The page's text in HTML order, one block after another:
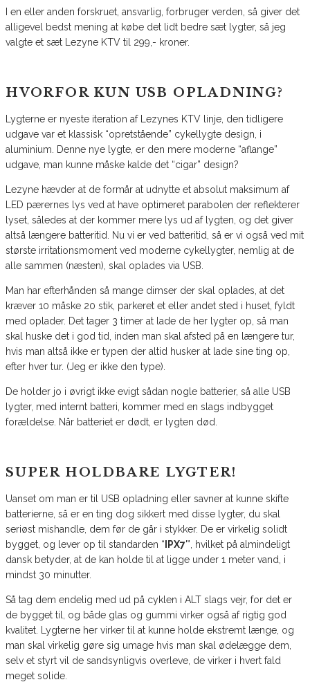
I en eller anden forskruet, ansvarlig, forbruger verden, så giver det
alligevel bedst mening at købe det lidt bedre sæt lygter, så jeg
valgte et sæt Lezyne KTV til 299,- kroner.
HVORFOR KUN USB OPLADNING?
Lygterne er nyeste iteration af Lezynes KTV linje, den tidligere
udgave var et klassisk “opretstående” cykellygte design, i
aluminium. Denne nye lygte, er den mere moderne “aflange”
udgave, man kunne måske kalde det “cigar” design?
Lezyne hævder at de formår at udnytte et absolut maksimum af
LED pærernes lys ved at have optimeret parabolen der reflekterer
lyset, således at der kommer mere lys ud af lygten, og det giver
altså længere batteritid. Nu vi er ved batteritid, så er vi også ved mit
største irritationsmoment ved moderne cykellygter, nemlig at de
alle sammen (næsten), skal oplades via USB.
Man har efterhånden så mange dimser der skal oplades, at det
kræver 10 måske 20 stik, parkeret et eller andet sted i huset, fyldt
med oplader. Det tager 3 timer at lade de her lygter op, så man
skal huske det i god tid, inden man skal afsted på en længere tur,
hvis man altså ikke er typen der altid husker at lade sine ting op,
efter hver tur. (Jeg er ikke den type).
De holder jo i øvrigt ikke evigt sådan nogle batterier, så alle USB
lygter, med internt batteri, kommer med en slags indbygget
forældelse. Når batteriet er dødt, er lygten død.
SUPER HOLDBARE LYGTER!
Uanset om man er til USB opladning eller savner at kunne skifte
batterierne, så er en ting dog sikkert med disse lygter, du skal
seriøst mishandle, dem før de går i stykker. De er virkelig solidt
bygget, og lever op til standarden “IPX7″ , hvilket på almindeligt
dansk betyder, at de kan holde til at ligge under 1 meter vand, i
mindst 30 minutter.
Så tag dem endelig med ud på cyklen i ALT slags vejr, for det er
de bygget til, og både glas og gummi virker også af rigtig god
kvalitet. Lygterne her virker til at kunne holde ekstremt længe, og
man skal virkelig gøre sig umage hvis man skal ødelægge dem,
selv et styrt vil de sandsynligvis overleve, de virker i hvert fald
meget solide.